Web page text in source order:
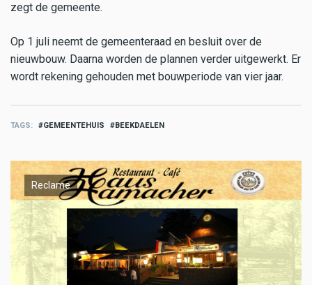
zegt de gemeente.
Op 1 juli neemt de gemeenteraad en besluit over de
nieuwbouw. Daarna worden de plannen verder uitgewerkt. Er
wordt rekening gehouden met bouwperiode van vier jaar.
TAGS GEMEENTEHUIS BEEKDAELEN
Reclame